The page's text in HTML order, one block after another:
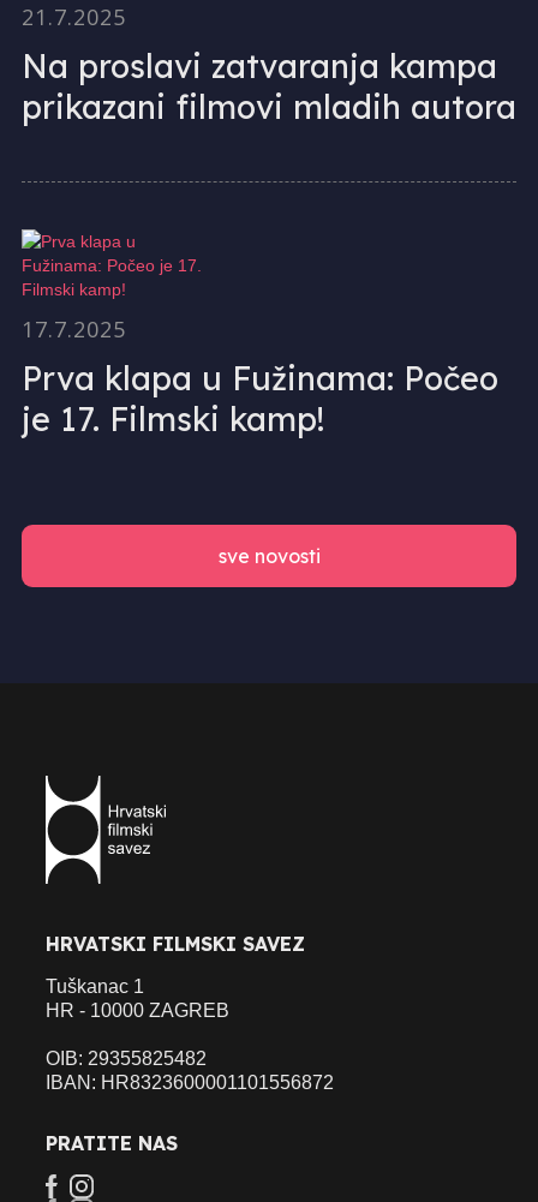
21.7.2025
Na proslavi zatvaranja kampa
prikazani filmovi mladih autora
17.7.2025
Prva klapa u Fužinama: Počeo
je 17. Filmski kamp!
sve novosti
HRVATSKI FILMSKI SAVEZ
Tuškanac 1
HR - 10000 ZAGREB
OIB: 29355825482
IBAN: HR8323600001101556872
PRATITE NAS